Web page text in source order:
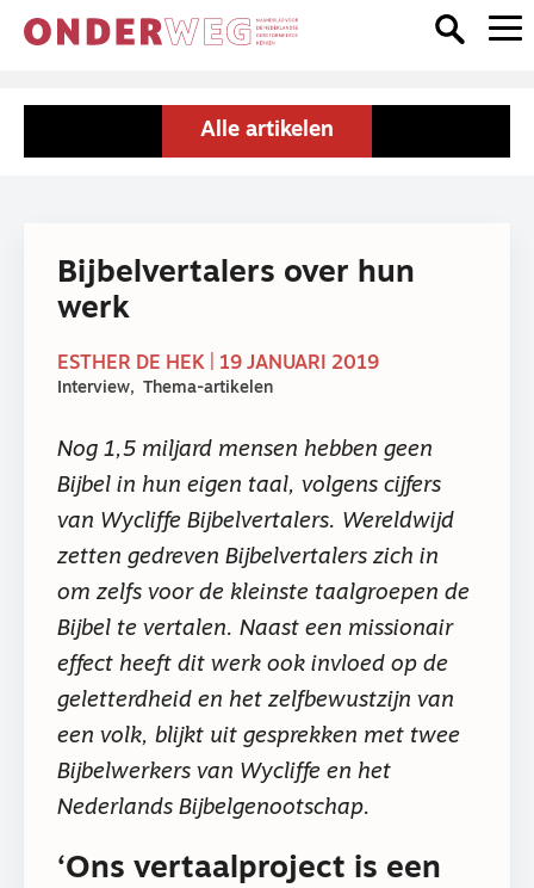
Alle artikelen
Bijbelvertalers over hun
werk
ESTHER DE HEK | 19 JANUARI 2019
Interview Thema-artikelen
Nog 1,5 miljard mensen hebben geen
Bijbel in hun eigen taal, volgens cijfers
van Wycliffe Bijbelvertalers. Wereldwijd
zetten gedreven Bijbelvertalers zich in
om zelfs voor de kleinste taalgroepen de
Bijbel te vertalen. Naast een missionair
effect heeft dit werk ook invloed op de
geletterdheid en het zelfbewustzijn van
een volk, blijkt uit gesprekken met twee
Bijbelwerkers van Wycliffe en het
Nederlands Bijbelgenootschap.
‘Ons vertaalproject is een